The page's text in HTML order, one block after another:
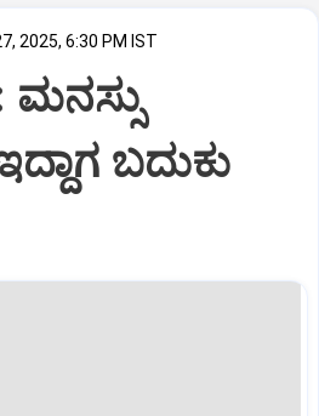
2025, 6:30 PM IST
ಮನಸ್ಸು
ಬದುಕು